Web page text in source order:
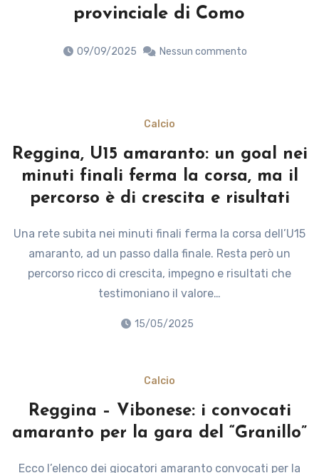
di Como
Nessun commento
Calcio
Reggina, U15 amaranto: un goal nei
minuti finali ferma la corsa, ma il
percorso è di crescita e risultati
Una rete subita nei minuti finali ferma la corsa dell’U15
amaranto, ad un passo dalla finale. Resta però un
percorso ricco di crescita, impegno e risultati che
testimoniano il valore…
15/05/2025
Calcio
Reggina – Vibonese: i convocati
amaranto per la gara del “Granillo”
Ecco l’elenco dei giocatori amaranto convocati per la